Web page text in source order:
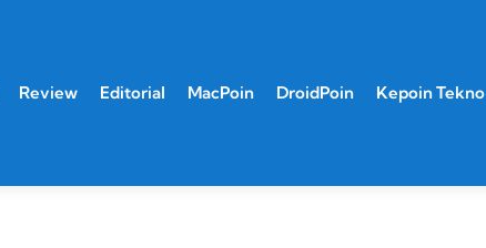
Review Editorial MacPoin DroidPoin Kepoin Tekno